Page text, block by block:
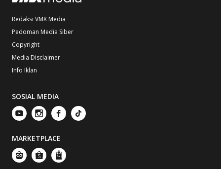
Redaksi VMX Media
Pedoman Media Siber
Copyright
Media Disclaimer
Info Iklan
SOSIAL MEDIA
MARKETPLACE